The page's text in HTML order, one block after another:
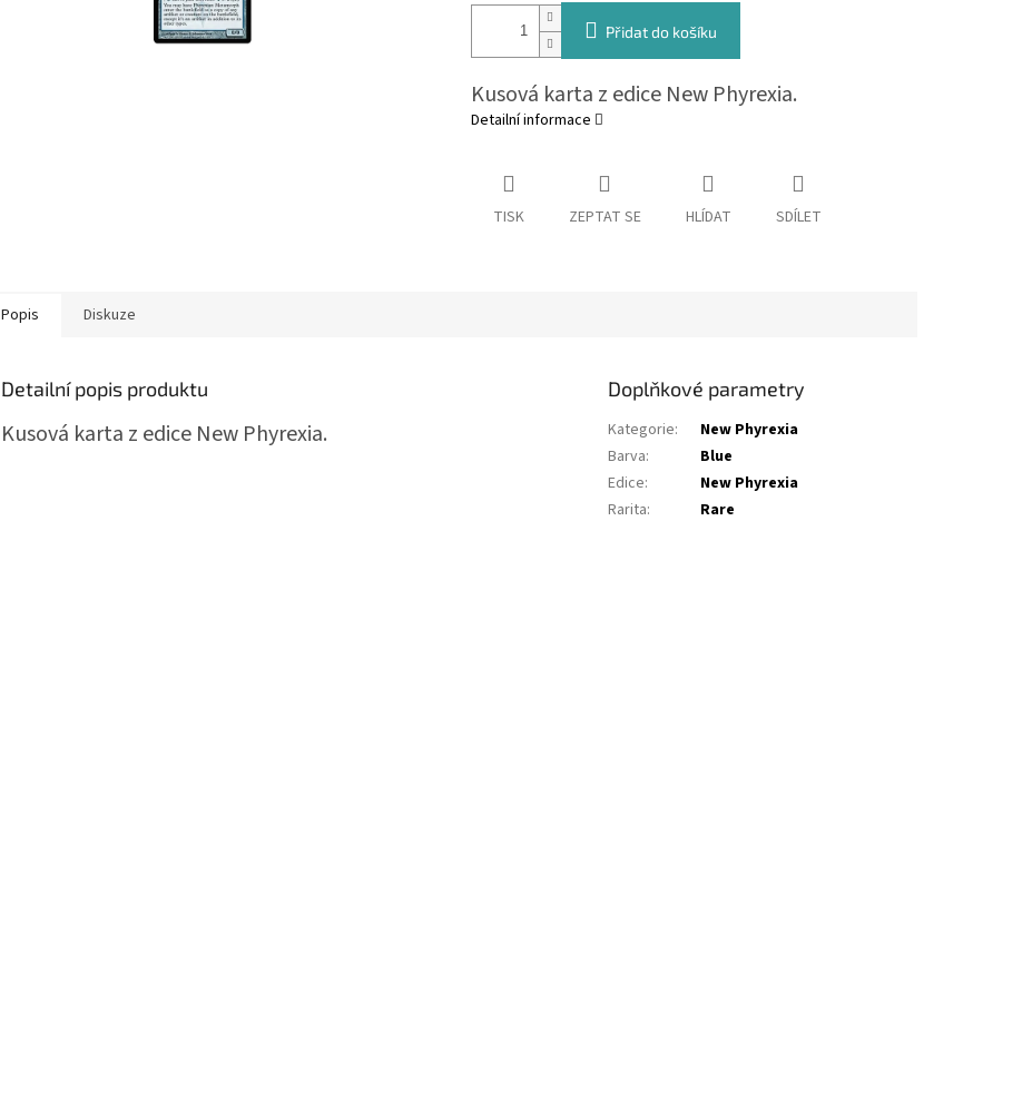
Přidat do košíku
Kusová karta z edice New Phyrexia.
Detailní informace
TISK ZEPTAT SE HLÍDAT SDÍLET
Popis Diskuze
Detailní popis produktu
Kusová karta z edice New Phyrexia.
Doplňkové parametry
Kategorie:
New Phyrexia
Barva:
Blue
Edice:
New Phyrexia
Rarita: Rare